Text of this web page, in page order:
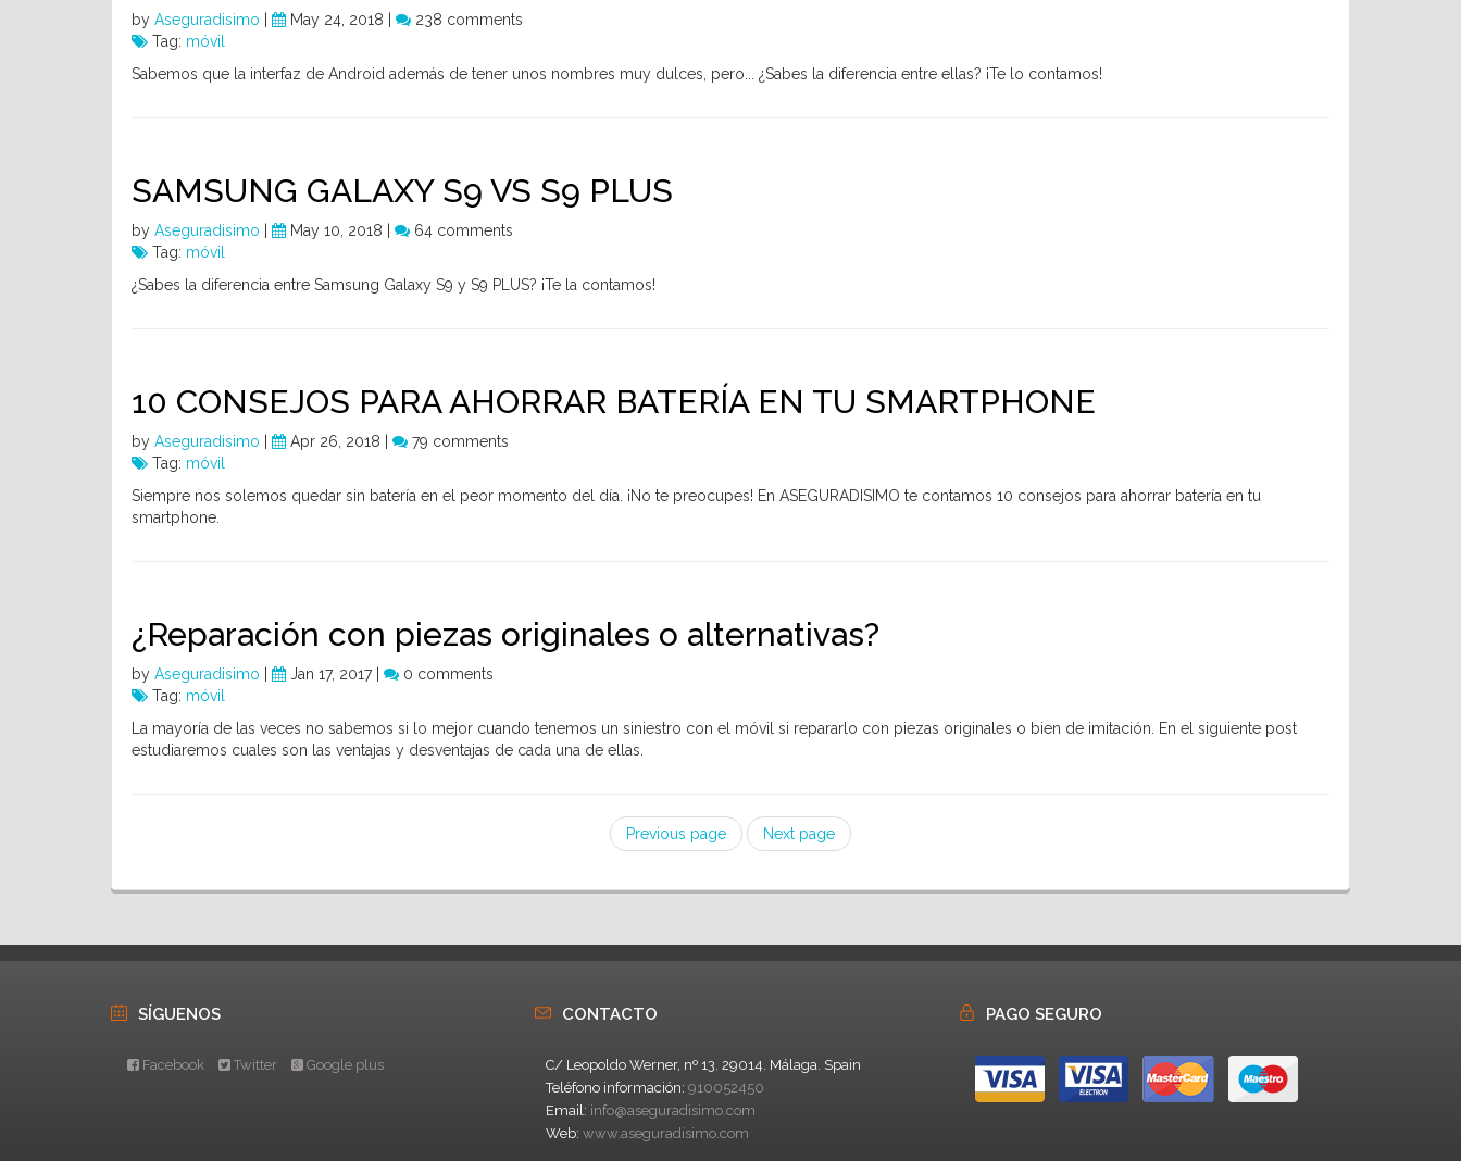
by Aseguradisimo May 24, 2018 |
238 comments
Tag: móvil
Sabemos que la interfaz de Android además de tener unos nombres muy dulces, pero... ¿Sabes la diferencia entre ellas? ¡Te lo contamos!
SAMSUNG GALAXY S9 VS S9 PLUS
by Aseguradisimo May 10, 2018 |
64 comments
Tag: móvil
¿Sabes la diferencia entre Samsung Galaxy S9 y S9 PLUS? ¡Te la contamos!
10 CONSEJOS PARA AHORRAR BATERÍA EN TU SMARTPHONE
by Aseguradisimo Apr 26, 2018 |
79 comments
Tag: móvil
Siempre nos solemos quedar sin batería en el peor momento del día. ¡No te preocupes! En ASEGURADISIMO te contamos 10 consejos para ahorrar batería en tu
smartphone.
¿Reparación con piezas originales o alternativas?
by Aseguradisimo Jan 17, 2017 |
0 comments
Tag: móvil
La mayoría de las veces no sabemos si lo mejor cuando tenemos un siniestro con el móvil si repararlo con piezas originales o bien de imitación. En el siguiente post
estudiaremos cuales son las ventajas y desventajas de cada una de ellas.
Previous page Next page
SÍGUENOS
Facebook Twitter Google plus
CONTACTO
C/ Leopoldo Werner, nº 13. 29014. Málaga. Spain
Teléfono información: 910052450
Email: info@aseguradisimo.com
Web: www.aseguradisimo.com
PAGO SEGURO